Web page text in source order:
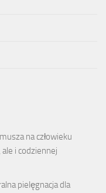
na człowieku
i codziennej
pielęgnacja dla